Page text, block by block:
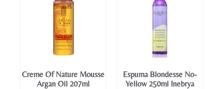
Creme Of Nature Mousse
Argan Oil 207ml
Espuma Blondesse No-
Yellow 250ml Inebrya